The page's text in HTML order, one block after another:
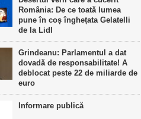
România: De ce toată lumea
pune în coș înghețata Gelatelli
de la Lidl
Grindeanu: Parlamentul a dat
dovadă de responsabilitate! A
deblocat peste 22 de miliarde de
euro
Informare publică